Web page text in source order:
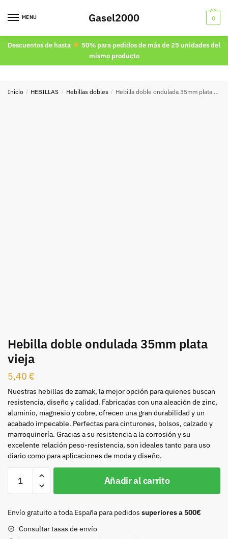
MENU Gasel2000 0
Descuentos de hasta
50% para pedidos de más de 25 unidades del
mismo producto
Inicio / HEBILLAS / Hebillas dobles / Hebilla doble ondulada 35mm plata vieja
Hebilla doble ondulada 35mm plata
vieja
5,40 €
Nuestras hebillas de zamak, la mejor opción para quienes buscan
resistencia, diseño y calidad. Fabricadas con una aleación de zinc,
aluminio, magnesio y cobre, ofrecen una gran durabilidad y un
acabado impecable. Perfectas para cinturones, bolsos, calzado y
marroquinería. Gracias a su resistencia a la corrosión y su
excelente relación peso-resistencia, son ideales tanto para uso
diario como para aplicaciones de moda y diseño.
doble
35mm
vieja
Añadir al carrito
Envío gratuito a toda España para pedidos superiores a 500€
Consultar tasas de envío